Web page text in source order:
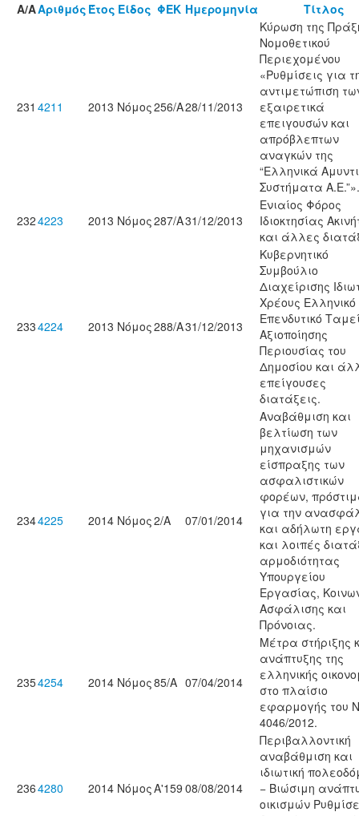
Α/ΑΑριθμός Έτος Είδος ΦΕΚ Ημερομηνία Τίτλος
231 4211 2013 Νόμος256/Α28/11/2013
Κύρωση της
Νομοθετικού
Περιεχομένου
«Ρυθμίσεις για
αντιμετώπιση
εξαιρετικά
επειγουσών και
απρόβλεπτων
αναγκών της
“Ελληνικά
Συστήματα Α.Ε.”».
2324223 2013 Νόμος287/Α31/12/2013
Ενιαίος Φόρος
Ιδιοκτησίας
και άλλες
2334224 2013 Νόμος288/A31/12/2013
Κυβερνητικό
Συμβούλιο
Διαχείρισης
Χρέους Ελληνικό
Επενδυτικό
Αξιοποίησης
Περιουσίας του
Δημοσίου και
επείγουσες
διατάξεις.
2344225 2014 Νόμος2/Α 07/01/2014
Αναβάθμιση και
βελτίωση των
μηχανισμών
είσπραξης των
ασφαλιστικών
φορέων,
για την
και αδήλωτη
και λοιπές
αρμοδιότητας
Υπουργείου
Εργασίας,
Ασφάλισης και
Πρόνοιας.
2354254 2014 Νόμος85/Α 07/04/2014
Μέτρα στήριξης
ανάπτυξης της
ελληνικής
στο πλαίσιο
εφαρμογής του
4046/2012.
2364280 2014 ΝόμοςΑ'159 08/08/2014
Περιβαλλοντική
αναβάθμιση και
ιδιωτική
− Βιώσιμη
οικισμών